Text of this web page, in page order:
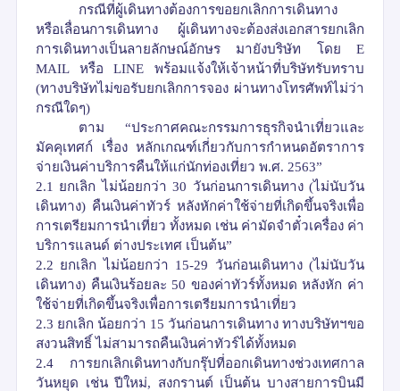
กรณีที่ผู้เดินทางต้องการขอยกเลิกการเดินทาง
หรือเลื่อนการเดินทาง ผู้เดินทางจะต้องส่งเอกสารยกเลิก
การเดินทางเป็นลายลักษณ์อักษร มายังบริษัท โดย E
MAIL หรือ LINEพร้อมแจ้งให้เจ้าหน้าที่บริษัทรับทราบ
(ทางบริษัทไม่ขอรับยกเลิกการจอง ผ่านทางโทรศัพท์ไม่ว่า
กรณีใดๆ)
ตาม “ประกาศคณะกรรมการธุรกิจนำเที่ยวและ
มัคคุเทศก์ เรื่อง หลักเกณฑ์เกี่ยวกับการกำหนดอัตราการ
จ่ายเงินค่าบริการคืนให้แก่นักท่องเที่ยว พ.ศ. 2563”
2.1 ยกเลิก ไม่น้อยกว่า30 วันก่อนการเดินทาง (ไม่นับวัน
เดินทาง) คืนเงินค่าทัวร์ หลังหักค่าใช้จ่ายที่เกิดขึ้นจริงเพื่อ
การเตรียมการนำเที่ยว ทั้งหมด เช่น ค่ามัดจำตั๋วเครื่อง ค่า
บริการแลนด์ ต่างประเทศ เป็นต้น”
2.2 ยกเลิก ไม่น้อยกว่า 15-29 วันก่อนเดินทาง(ไม่นับวัน
เดินทาง) คืนเงินร้อยละ 50 ของค่าทัวร์ทั้งหมด หลังหัก ค่า
ใช้จ่ายที่เกิดขึ้นจริงเพื่อการเตรียมการนำเที่ยว
2.3 ยกเลิก น้อยกว่า 15 วันก่อนการเดินทาง ทางบริษัทฯขอ
สงวนสิทธิ์ ไม่สามารถคืนเงินค่าทัวร์ได้ทั้งหมด
2.4
การยกเลิกเดินทางกับกรุ๊ปที่ออกเดินทางช่วงเทศกาล
วันหยุด เช่น ปีใหม่, สงกรานต์ เป็นต้น บางสายการบินมี